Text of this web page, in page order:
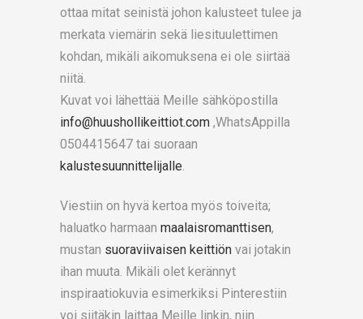
ottaa mitat seinistä johon kalusteet tulee ja
merkata viemärin sekä liesituulettimen
kohdan, mikäli aikomuksena ei ole siirtää
niitä.
Kuvat voi lähettää Meille sähköpostilla
info@huushollikeittiot.com ,WhatsAppilla
0504415647 tai suoraan
kalustesuunnittelijalle.
Viestiin on hyvä kertoa myös toiveita;
haluatko harmaan maalaisromanttisen,
mustan suoraviivaisen keittiön vai jotakin
ihan muuta. Mikäli olet kerännyt
inspiraatiokuvia esimerkiksi Pinterestiin
voi siitäkin laittaa Meille linkin, niin